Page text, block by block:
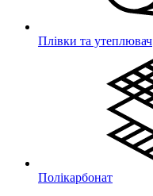
Плівки та утеплювач
Полікарбонат